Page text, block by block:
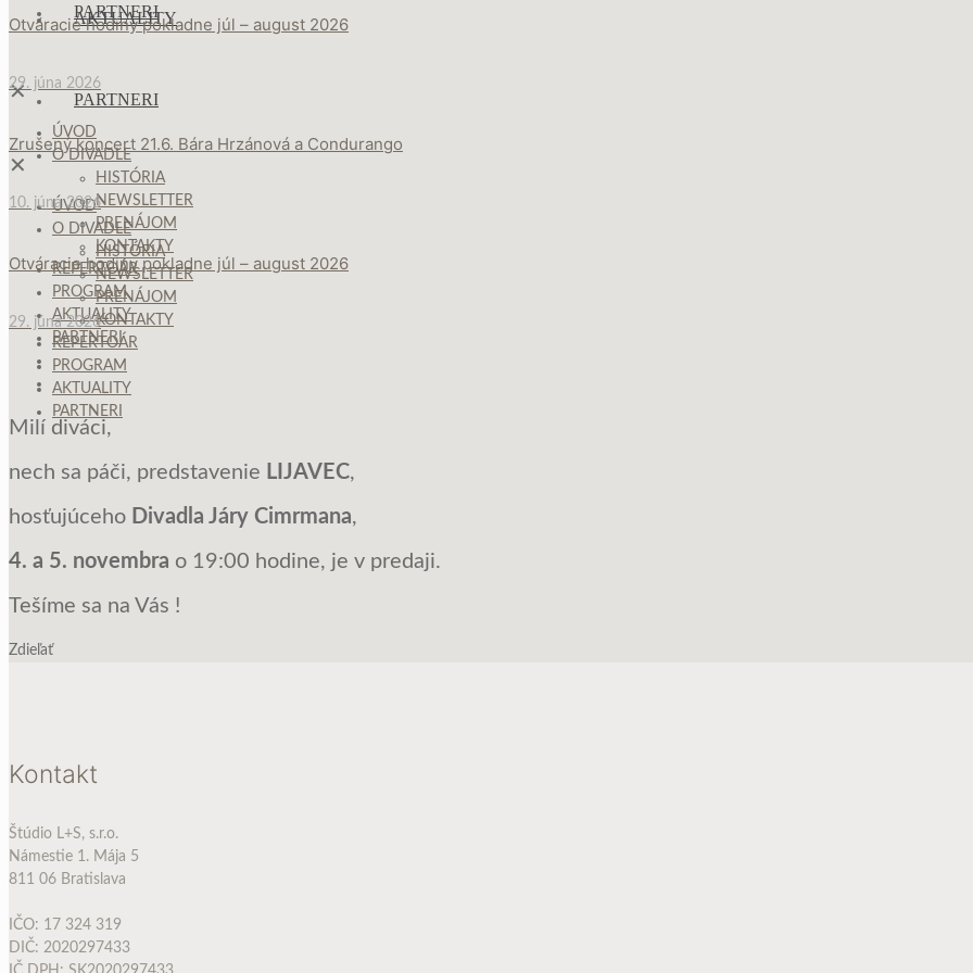
AKTUALITY
PARTNERI
✕
ÚVOD
O DIVADLE
HISTÓRIA
NEWSLETTER
PRENÁJOM
KONTAKTY
REPERTOÁR
PROGRAM
AKTUALITY
PARTNERI
PARTNERI
✕
ÚVOD
O DIVADLE
HISTÓRIA
NEWSLETTER
PRENÁJOM
KONTAKTY
REPERTOÁR
PROGRAM
AKTUALITY
PARTNERI
Otváracie hodiny pokladne júl – august 2026
29. júna 2026
Zrušený koncert 21.6. Bára Hrzánová a Condurango
10. júna 2026
Otváracie hodiny pokladne júl – august 2026
29. júna 2026
Milí diváci,
nech sa páči, predstavenie LIJAVEC,
hosťujúceho Divadla Járy Cimrmana,
4. a 5. novembra o 19:00 hodine, je v predaji.
Tešíme sa na Vás !
Zdieľať
Kontakt
Štúdio L+S, s.r.o.
Námestie 1. Mája 5
811 06 Bratislava
IČO: 17 324 319
DIČ: 2020297433